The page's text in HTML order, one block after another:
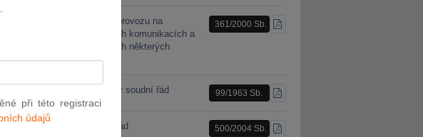
Zákon o provozu na
pozemních komunikacích a
o změnách některých
zákonů
361/2000 Sb.
STÁHNOUT
Občanský soudní řád 99/1963 Sb.
STÁHNOUT
Správní řád 500/2004 Sb.
STÁHNOUT
při této registraci
údajů